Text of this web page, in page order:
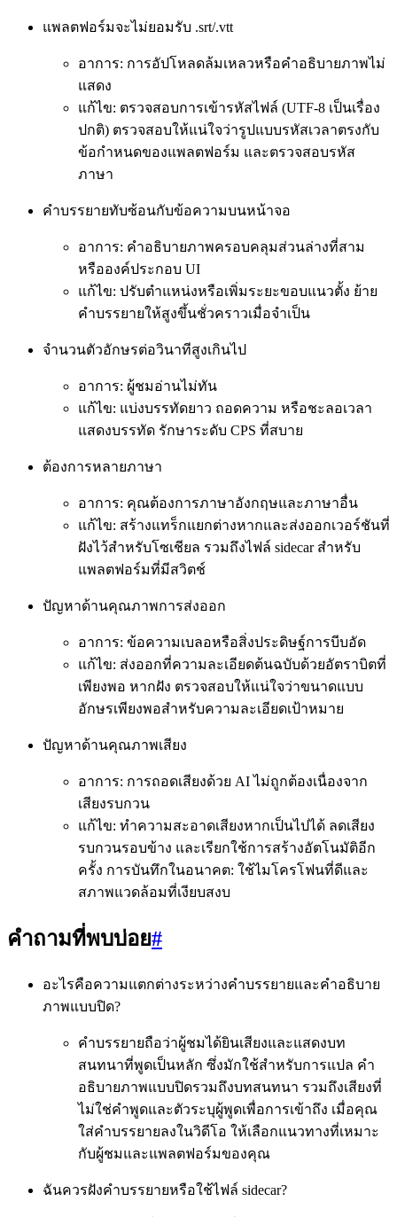
แพลตฟอร์มจะไม่ยอมรับ .srt/.vtt
อาการ: การอัปโหลดล้มเหลวหรือคำอธิบายภาพไม่
แสดง
แก้ไข: ตรวจสอบการเข้ารหัสไฟล์ (UTF-8 เป็นเรื่อง
ปกติ) ตรวจสอบให้แน่ใจว่ารูปแบบรหัสเวลาตรงกับ
ข้อกำหนดของแพลตฟอร์ม และตรวจสอบรหัส
ภาษา
คำบรรยายทับซ้อนกับข้อความบนหน้าจอ
อาการ: คำอธิบายภาพครอบคลุมส่วนล่างที่สาม
หรือองค์ประกอบ UI
แก้ไข: ปรับตำแหน่งหรือเพิ่มระยะขอบแนวตั้ง ย้าย
คำบรรยายให้สูงขึ้นชั่วคราวเมื่อจำเป็น
จำนวนตัวอักษรต่อวินาทีสูงเกินไป
อาการ: ผู้ชมอ่านไม่ทัน
แก้ไข: แบ่งบรรทัดยาว ถอดความ หรือชะลอเวลา
แสดงบรรทัด รักษาระดับ CPS ที่สบาย
ต้องการหลายภาษา
อาการ: คุณต้องการภาษาอังกฤษและภาษาอื่น
แก้ไข: สร้างแทร็กแยกต่างหากและส่งออกเวอร์ชันที่
ฝังไว้สำหรับโซเชียล รวมถึงไฟล์ sidecar สำหรับ
แพลตฟอร์มที่มีสวิตช์
ปัญหาด้านคุณภาพการส่งออก
อาการ: ข้อความเบลอหรือสิ่งประดิษฐ์การบีบอัด
แก้ไข: ส่งออกที่ความละเอียดต้นฉบับด้วยอัตราบิตที่
เพียงพอ หากฝัง ตรวจสอบให้แน่ใจว่าขนาดแบบ
อักษรเพียงพอสำหรับความละเอียดเป้าหมาย
ปัญหาด้านคุณภาพเสียง
อาการ: การถอดเสียงด้วย AI ไม่ถูกต้องเนื่องจาก
เสียงรบกวน
แก้ไข: ทำความสะอาดเสียงหากเป็นไปได้ ลดเสียง
รบกวนรอบข้าง และเรียกใช้การสร้างอัตโนมัติอีก
ครั้ง การบันทึกในอนาคต: ใช้ไมโครโฟนที่ดีและ
สภาพแวดล้อมที่เงียบสงบ
คำถามที่พบบ่อย#
อะไรคือความแตกต่างระหว่างคำบรรยายและคำอธิบาย
ภาพแบบปิด?
คำบรรยายถือว่าผู้ชมได้ยินเสียงและแสดงบท
สนทนาที่พูดเป็นหลัก ซึ่งมักใช้สำหรับการแปล คำ
อธิบายภาพแบบปิดรวมถึงบทสนทนา รวมถึงเสียงที่
ไม่ใช่คำพูดและตัวระบุผู้พูดเพื่อการเข้าถึง เมื่อคุณ
ใส่คำบรรยายลงในวิดีโอ ให้เลือกแนวทางที่เหมาะ
กับผู้ชมและแพลตฟอร์มของคุณ
ฉันควรฝังคำบรรยายหรือใช้ไฟล์ sidecar?